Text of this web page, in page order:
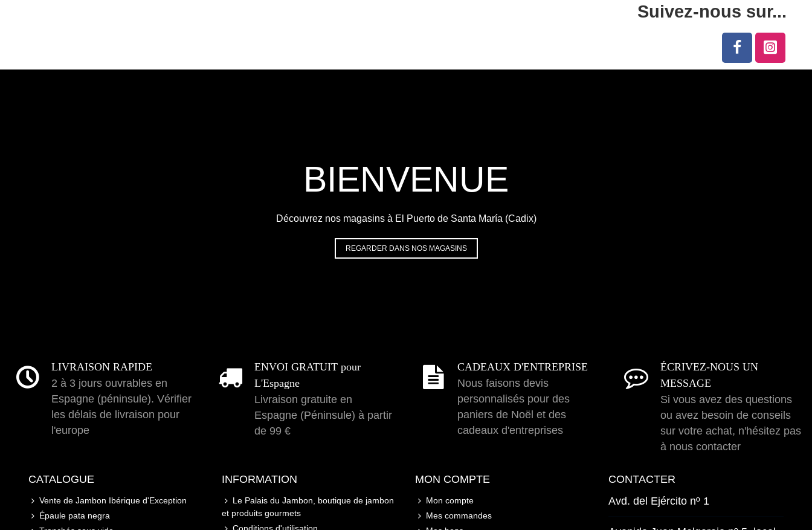
Suivez-nous sur...
BIENVENUE
Découvrez nos magasins à El Puerto de Santa María (Cadix)
REGARDER DANS NOS MAGASINS
LIVRAISON RAPIDE
2 à 3 jours ouvrables en
Espagne (péninsule). Vérifier
les délais de livraison pour
l'europe
ENVOI GRATUIT pour
L'Espagne
Livraison gratuite en
Espagne (Péninsule) à partir
de 99 €
CADEAUX D'ENTREPRISE
Nous faisons devis
personnalisés pour des
paniers de Noël et des
cadeaux d'entreprises
ÉCRIVEZ-NOUS UN
MESSAGE
Si vous avez des questions
ou avez besoin de conseils
sur votre achat, n'hésitez pas
à nous contacter
CATALOGUE
Vente de Jambon Ibérique d'Exception
Épaule pata negra
INFORMATION
Le Palais du Jambon, boutique de jambon
et produits gourmets
Conditions d'utilisation
MON COMPTE
Mon compte
Mes commandes
CONTACTER
Avd. del Ejército nº 1